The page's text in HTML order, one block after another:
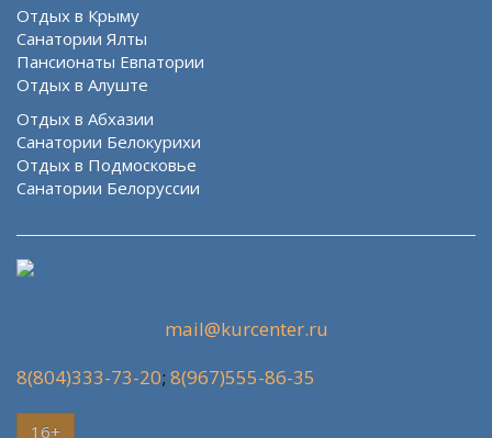
Отдых в Крыму
Санатории Ялты
Пансионаты Евпатории
Отдых в Алуште
Отдых в Абхазии
Санатории Белокурихи
Отдых в Подмосковье
Санатории Белоруссии
mail@kurcenter.ru
8(804)333-73-20; 8(967)555-86-35
16+